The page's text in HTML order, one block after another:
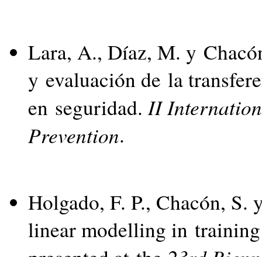
Lara, A., Díaz, M. y
y evaluación de la
en seguridad.II
Prevention.
Holgado, F. P., Chacón,
linear modelling in